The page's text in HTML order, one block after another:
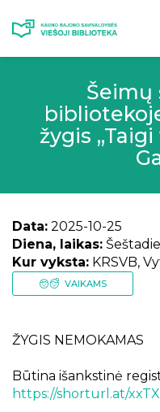
Viešosios
Vadovas
Padalinių
Padalinių
Mokamos
Facebook
Kraštiečiai
Kauno
Mėnesio
Vaikų
Edukacijos
Sensorinis
Virtualios
Šeimų
žygis
Data: 2025-10-25
Diena, laikas:
Kur vyksta: KRSVB,
VAIKAMS
ŽYGIS NEMOKAMAS
Būtina išankstinė
https://shorturl.at/